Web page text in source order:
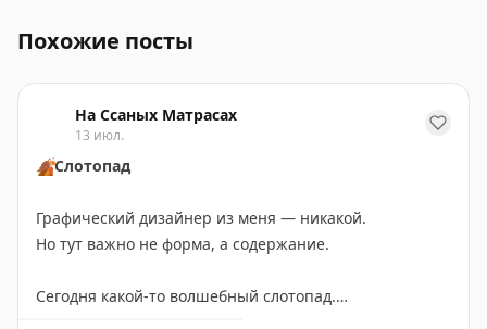
Похожие посты
На Ссаных Матрасах
13 июл.
🍂Слотопад
Графический дизайнер из меня — никакой.
Но тут важно не форма, а содержание.
Сегодня какой-то волшебный слотопад.